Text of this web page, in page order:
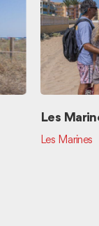
Les
Les Marines